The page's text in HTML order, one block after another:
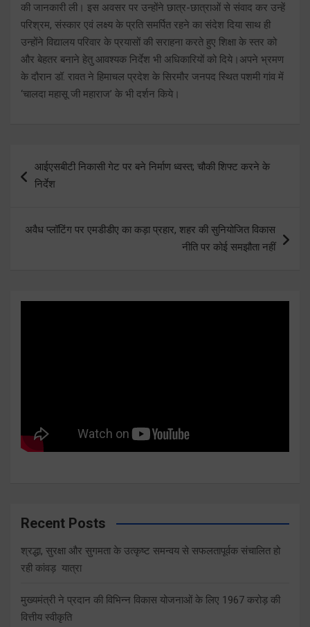
की जानकारी ली। इस अवसर पर उन्होंने छात्र-छात्राओं से संवाद कर उन्हें
परिश्रम, संस्कार एवं लक्ष्य के प्रति समर्पित रहने का संदेश दिया साथ ही
उन्होंने विद्यालय परिवार के प्रयासों की सराहना करते हुए शिक्षा के स्तर को
और बेहतर बनाने हेतु आवश्यक निर्देश भी अधिकारियों को दिये।अपने भ्रमण
के दौरान डॉ. रावत ने हिमाचल प्रदेश के सिरमौर जनपद स्थित पशमी गांव में
‘चालदा महासू जी महाराज’ के भी दर्शन किये।
navigation
आईएसबीटी निकासी गेट पर बने निर्माण ध्वस्त; चौकी शिफ्ट करने के
निर्देश
अवैध प्लॉटिंग पर एमडीडीए का कड़ा प्रहार, शहर की सुनियोजित विकास
नीति पर कोई समझौता नहीं
Recent Posts
श्रद्धा, सुरक्षा और सुगमता के उत्कृष्ट समन्वय से सफलतापूर्वक संचालित हो
रही कांवड़ यात्रा
मुख्यमंत्री ने प्रदान की विभिन्न विकास योजनाओं के लिए 1967 करोड़ की
वित्तीय स्वीकृति